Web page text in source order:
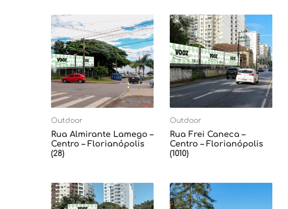
Outdoor
Rua Almirante Lamego –
Centro – Florianópolis
(28)
Outdoor
Rua Frei Caneca –
Centro – Florianópolis
(1010)